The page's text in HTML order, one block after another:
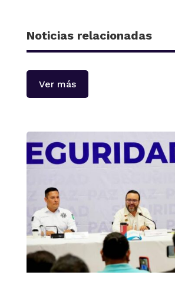
Noticias relacionadas
Ver más